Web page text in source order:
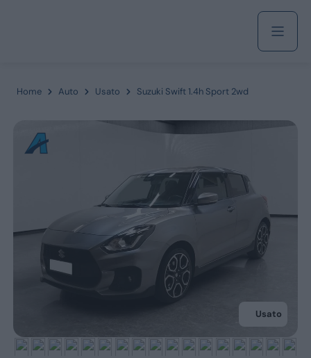
Acquista
Azienda
Servizi
Marchi
Fiat
Alfa Romeo
Home Auto Usato Suzuki Swift 1.4h Sport 2wd
Usato